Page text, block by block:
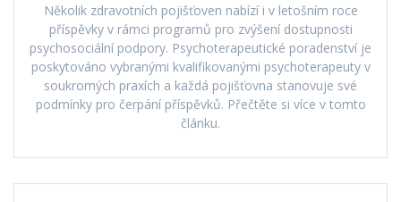
Několik zdravotních pojišťoven nabízí i v letošním roce
příspěvky v rámci programů pro zvýšení dostupnosti
psychosociální podpory. Psychoterapeutické poradenství je
poskytováno vybranými kvalifikovanými psychoterapeuty v
soukromých praxích a každá pojišťovna stanovuje své
podmínky pro čerpání příspěvků. Přečtěte si více v tomto
článku.